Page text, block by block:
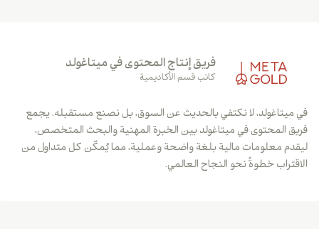
فريق إنتاج المحتوى في ميتاغولد
كاتب قسم الأكاديمية
في ميتاغولد، لا نكتفي بالحديث عن السوق، بل نصنع مستقبله. يجمع
فريق المحتوى في ميتاغولد بين الخبرة المهنية والبحث المتخصص،
ليقدم معلومات مالية بلغة واضحة وعملية، مما يُمكّن كل متداول من
الاقتراب خطوةً نحو النجاح العالمي.